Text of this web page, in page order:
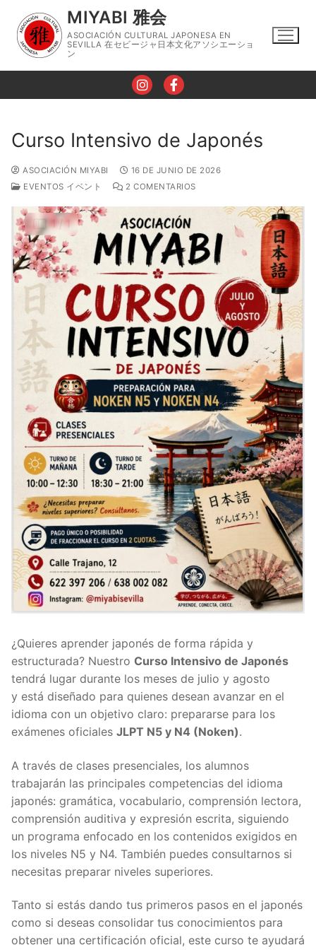
contenido
MIYABI 雅会
ASOCIACIÓN CULTURAL JAPONESA EN
SEVILLA 在セビージャ日本文化アソシエーショ
ン
Horario
Talleres
Taller de Lengua Japonesa
Taller de Caligrafía
Taller de Cocina Japonesa
Taller de Taichi
Taller de Estampación Japonesa
Taller de Costura Japonesa
Taller Arte en Meditación
Taller de Thai Yoga
Eventos
Contacto
Blog
Curso Intensivo de Japonés
ASOCIACIÓN MIYABI
16 DE JUNIO DE 2026
EVENTOS イベント
2 COMENTARIOS
¿Quieres aprender japonés de forma rápida y
estructurada? Nuestro Curso Intensivo de Japonés
tendrá lugar durante los meses de julio y agosto
y está diseñado para quienes desean avanzar en el
idioma con un objetivo claro: prepararse para los
exámenes oficiales JLPT N5 y N4 (Noken).
A través de clases presenciales, los alumnos
trabajarán las principales competencias del idioma
japonés: gramática, vocabulario, comprensión lectora,
comprensión auditiva y expresión escrita, siguiendo
un programa enfocado en los contenidos exigidos en
los niveles N5 y N4. También puedes consultarnos si
necesitas preparar niveles superiores.
Tanto si estás dando tus primeros pasos en el japonés
como si deseas consolidar tus conocimientos para
obtener una certificación oficial, este curso te ayudará